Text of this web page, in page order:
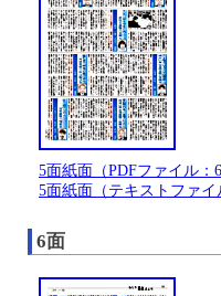
5面紙面（PDFファイル：
5面紙面（テキストファイ
6面